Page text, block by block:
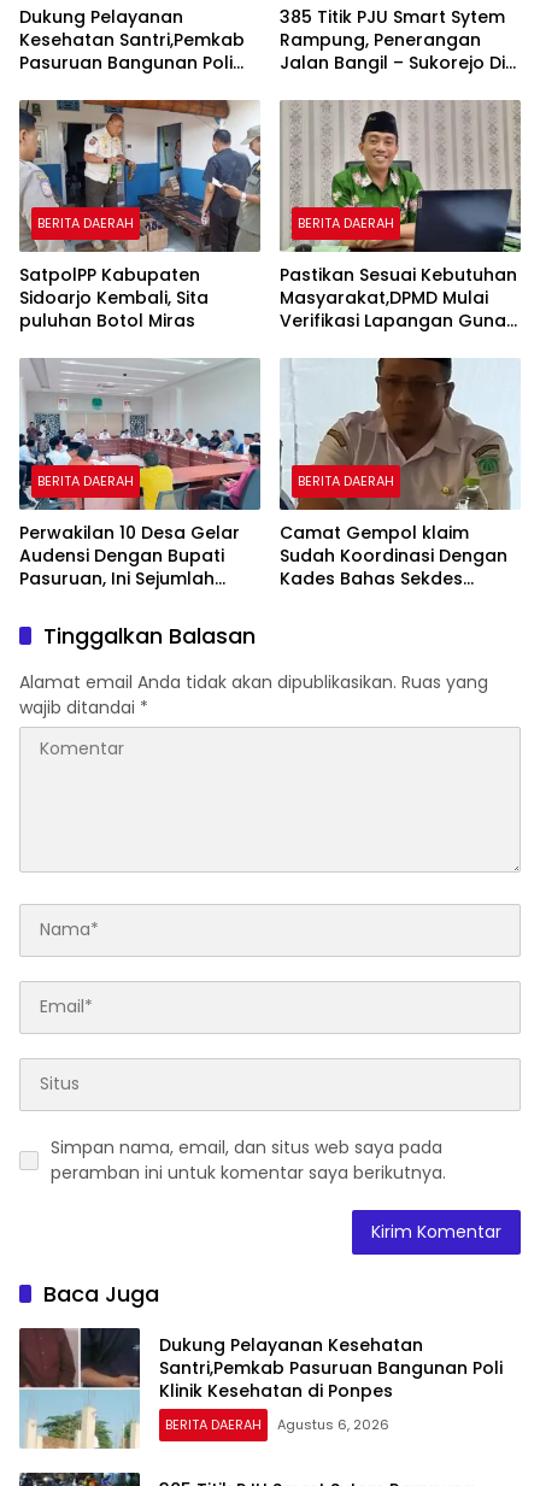
Dukung Pelayanan
Kesehatan Santri,Pemkab
Pasuruan Bangunan Poli
385 Titik PJU Smart Sytem
Rampung, Penerangan
Jalan Bangil – Sukorejo Di
BERITA DAERAH
SatpolPP Kabupaten
Sidoarjo Kembali, Sita
puluhan Botol Miras
BERITA DAERAH
Pastikan Sesuai Kebutuhan
Masyarakat,DPMD Mulai
Verifikasi Lapangan Guna
BERITA DAERAH
Perwakilan 10 Desa Gelar
Audensi Dengan Bupati
Pasuruan, Ini Sejumlah
BERITA DAERAH
Camat Gempol klaim
Sudah Koordinasi Dengan
Kades Bahas Sekdes
Tinggalkan Balasan
Alamat email Anda tidak akan dipublikasikan. Ruas yang
wajib ditandai *
Simpan nama, email, dan situs web saya pada
peramban ini untuk komentar saya berikutnya.
Baca Juga
Dukung Pelayanan Kesehatan
Santri,Pemkab Pasuruan Bangunan Poli
Klinik Kesehatan di Ponpes
BERITA DAERAH Agustus 6, 2026